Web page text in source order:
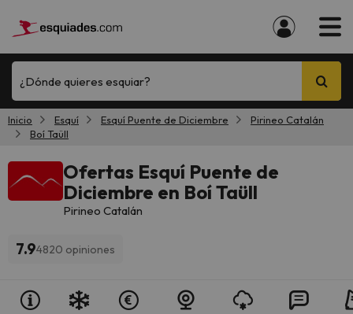
¿Dónde quieres esquiar?
Inicio Esquí Esquí Puente de Diciembre
Pirineo Catalán
Boí Taüll
Ofertas Esquí Puente de
Diciembre en Boí Taüll
Pirineo Catalán
7.94820 opiniones